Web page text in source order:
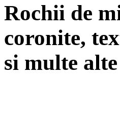
Rochii de
coronite,
si multe